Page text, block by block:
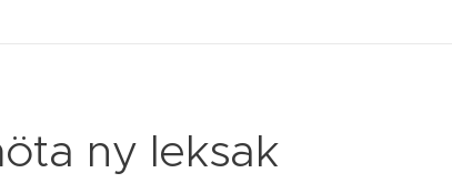
ny leksak